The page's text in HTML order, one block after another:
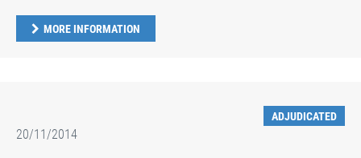
MORE INFORMATION
ADJUDICATED
20/11/2014